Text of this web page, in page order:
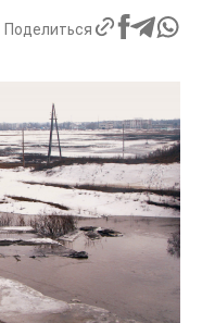
Поделиться